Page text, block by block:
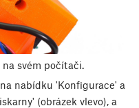
na svém počítači.
nabídku 'Konfigurace' a
(obrázek vlevo), a